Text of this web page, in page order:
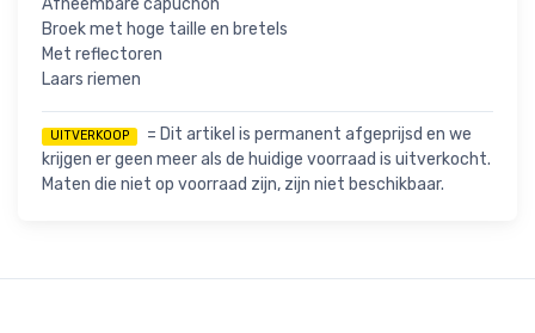
Afneembare capuchon
Broek met hoge taille en bretels
Met reflectoren
Laars riemen
UITVERKOOP
= Dit artikel is permanent afgeprijsd en we
krijgen er geen meer als de huidige voorraad is uitverkocht.
Maten die niet op voorraad zijn, zijn niet beschikbaar.